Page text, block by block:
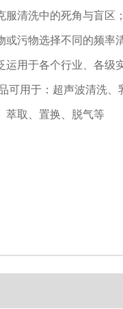
服清洗中的死角与盲区
或污物选择不同的频率
运用于各个行业、各级
可用于：超声波清洗、
萃取、置换、脱气等